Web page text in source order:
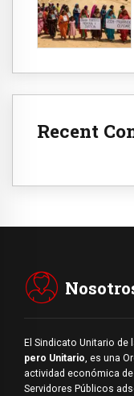
Recent
El Sindicato Unitario de
pero Unitario, es una
actividad económica
Servidores Públicos